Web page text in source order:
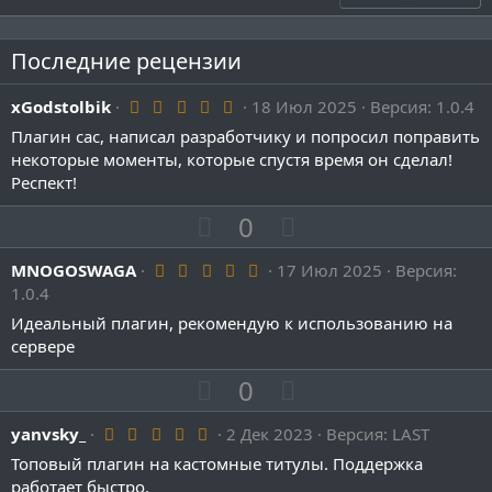
      - ""
    slot:
      - 22
  infoItem:
    material: BOOK
    lore:
      - ""
      - "&fДля установки титула"
      - "&fТакже ты можешь подарить"
      - "&fнажав по титулу &#C9E4DE&lQ&f"
      - "&f(клавиша выброса)"
      - ""
    slot:
      - 49
  buyItem:
    name: "&#C9E4DEКупить титул"
    material: PAPER
    lore:
      - "&fДля покупки титула нажми"
Последние рецензии
xGodstolbik 5
0
0
з
ё
з
д
18 Июл 2025
Версия: 1.0.4
Плагин сас, написал разработчику и попросил поправить
некоторые моменты, которые спустя время он сделал!
Респект!
П
о
з
т
н
ы
й
0
е
г
т
н
ы
й
MNOGOSWAGA 5
0
з
ё
17 Июл 2025
Версия:
1.0.4
Идеальный плагин, рекомендую к использованию на
сервере
П
о
з
и
0
е
г
а
yanvsky_ 5
0
2 Дек 2023
Версия: LAST
Топовый плагин на кастомные титулы. Поддержка
работает быстро.